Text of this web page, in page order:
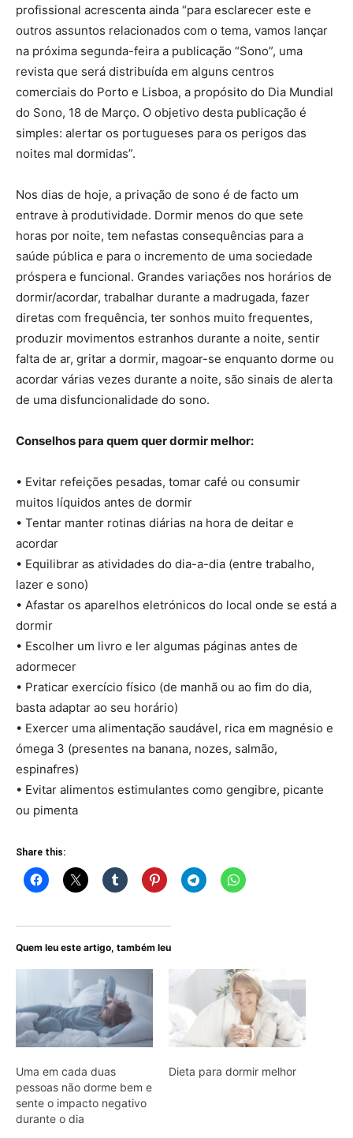
profissional acrescenta ainda “para esclarecer este e
outros assuntos relacionados com o tema, vamos lançar
na próxima segunda-feira a publicação “Sono”, uma
revista que será distribuída em alguns centros
comerciais do Porto e Lisboa, a propósito do Dia Mundial
do Sono, 18 de Março. O objetivo desta publicação é
simples: alertar os portugueses para os perigos das
noites mal dormidas”.
Nos dias de hoje, a privação de sono é de facto um
entrave à produtividade. Dormir menos do que sete
horas por noite, tem nefastas consequências para a
saúde pública e para o incremento de uma sociedade
próspera e funcional. Grandes variações nos horários de
dormir/acordar, trabalhar durante a madrugada, fazer
diretas com frequência, ter sonhos muito frequentes,
produzir movimentos estranhos durante a noite, sentir
falta de ar, gritar a dormir, magoar-se enquanto dorme ou
acordar várias vezes durante a noite, são sinais de alerta
de uma disfuncionalidade do sono.
Conselhos para quem quer dormir melhor:
• Evitar refeições pesadas, tomar café ou consumir
muitos líquidos antes de dormir
• Tentar manter rotinas diárias na hora de deitar e
acordar
• Equilibrar as atividades do dia-a-dia (entre trabalho,
lazer e sono)
• Afastar os aparelhos eletrónicos do local onde se está a
dormir
• Escolher um livro e ler algumas páginas antes de
adormecer
• Praticar exercício físico (de manhã ou ao fim do dia,
basta adaptar ao seu horário)
• Exercer uma alimentação saudável, rica em magnésio e
ómega 3 (presentes na banana, nozes, salmão,
espinafres)
• Evitar alimentos estimulantes como gengibre, picante
ou pimenta
Share this:
Quem leu este artigo, também leu
Uma em cada duas
pessoas não dorme bem e
sente o impacto negativo
durante o dia
Dieta para dormir melhor